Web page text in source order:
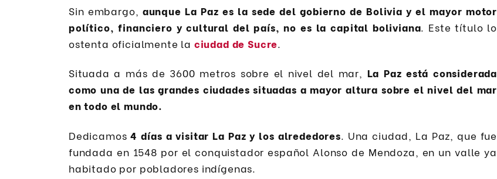
Sin embargo, aunque La Paz es la sede del gobierno de Bolivia y el mayor motor
político, financiero y cultural del país, no es la capital boliviana . Este título lo
ostenta oficialmente la ciudad de Sucre
Situada a más de 3600 metros sobre el nivel del mar, La Paz está considerada
como una de las grandes ciudades situadas a mayor altura sobre el nivel del mar
en todo el mundo.
Dedicamos4 días a visitar La Paz y los alrededores . Una ciudad, La Paz, que fue
fundada en 1548 por el conquistador español Alonso de Mendoza, en un valle ya
habitado por pobladores indígenas.